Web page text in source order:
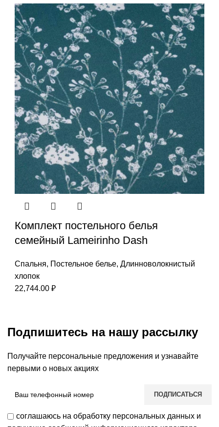
Комплект постельного белья
семейный Lameirinho Dash
Спальня, Постельное белье, Длинноволокнистый
хлопок
22,744.00 ₽
Подпишитесь на нашу рассылку
Получайте персональные предложения и узнавайте
первыми о новых акциях
соглашаюсь на обработку персональных данных и